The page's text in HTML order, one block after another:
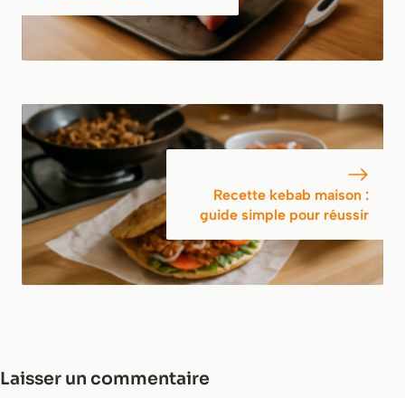
Recette kebab maison :
guide simple pour réussir
Laisser un commentaire